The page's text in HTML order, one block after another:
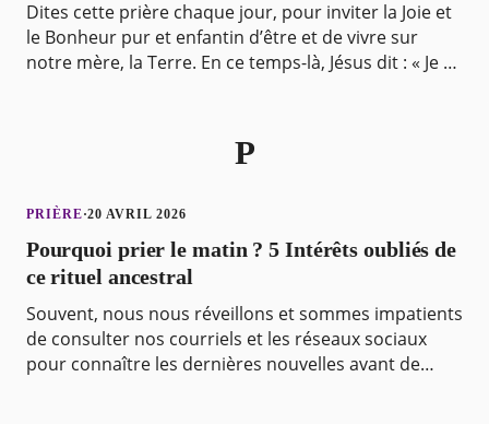
Dites cette prière chaque jour, pour inviter la Joie et
le Bonheur pur et enfantin d’être et de vivre sur
notre mère, la Terre. En ce temps-là, Jésus dit : « Je te
P
PRIÈRE·20 AVRIL 2026
Pourquoi prier le matin ? 5 Intérêts oubliés de
ce rituel ancestral
Souvent, nous nous réveillons et sommes impatients
de consulter nos courriels et les réseaux sociaux
pour connaître les dernières nouvelles avant de